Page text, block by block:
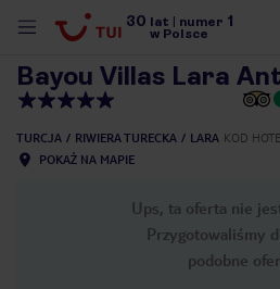
30 lat numer 1
w Polsce
Bayou Villas Lara
TURCJA RIWIERA TURECKA LARA KOD
POKAŻ NA MAPIE
Ups, ta oferta nie
Przygotowaliśmy
podobne